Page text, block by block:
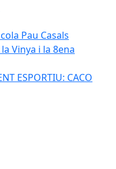
Pau Casals
Vinya i la 8ena
ESPORTIU: CACO